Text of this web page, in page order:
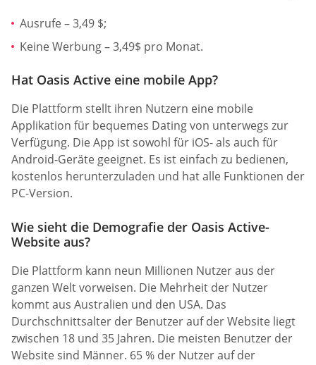
Ausrufe – 3,49 $;
Keine Werbung – 3,49$ pro Monat.
Hat Oasis Active eine mobile App?
Die Plattform stellt ihren Nutzern eine mobile
Applikation für bequemes Dating von unterwegs zur
Verfügung. Die App ist sowohl für iOS- als auch für
Android-Geräte geeignet. Es ist einfach zu bedienen,
kostenlos herunterzuladen und hat alle Funktionen der
PC-Version.
Wie sieht die Demografie der Oasis Active-
Website aus?
Die Plattform kann neun Millionen Nutzer aus der
ganzen Welt vorweisen. Die Mehrheit der Nutzer
kommt aus Australien und den USA. Das
Durchschnittsalter der Benutzer auf der Website liegt
zwischen 18 und 35 Jahren. Die meisten Benutzer der
Website sind Männer. 65 % der Nutzer auf der